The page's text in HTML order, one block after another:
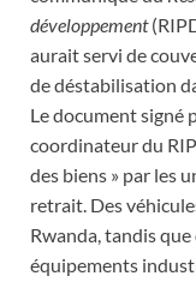
développement
aurait servi de
de déstabilisation
Le document signé
coordinateur du
des biens » par les
retrait. Des
Rwanda, tandis
équipements